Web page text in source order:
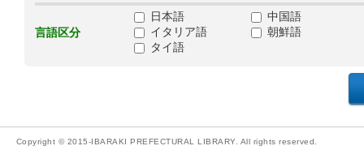
言語区分
日本語
中国語
イタリア語
朝鮮語
タイ語
Copyright © 2015-IBARAKI PREFECTURAL LIBRARY. All rights reserved.